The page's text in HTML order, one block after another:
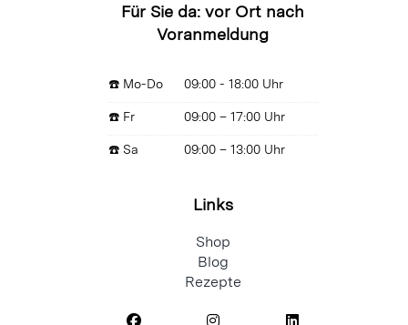
Für Sie da: vor Ort nach
Voranmeldung
☎️ Mo-Do 09:00 - 18:00 Uhr
☎️ Fr 09:00 – 17:00 Uhr
☎️ Sa 09:00 – 13:00 Uhr
Links
Shop
Blog
Rezepte